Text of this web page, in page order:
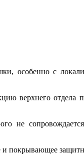
особенно с
верхнего отдела
не
и покрывающее